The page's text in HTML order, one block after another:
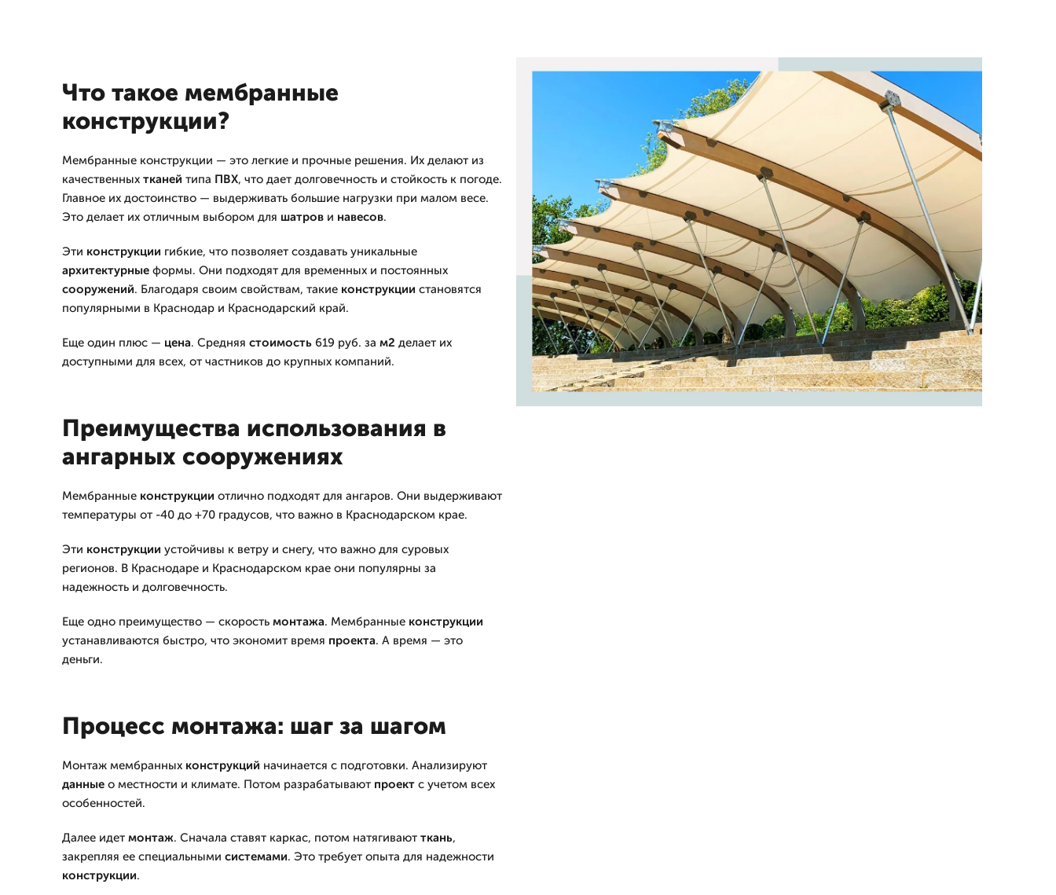
Что такое мембранные
конструкции?
Мембранные конструкции — это легкие и прочные решения. Их делают из
качественных тканей типа ПВХ, что дает долговечность и стойкость к погоде.
Главное их достоинство — выдерживать большие нагрузки при малом весе.
Это делает их отличным выбором для шатров и навесов.
Эти конструкции гибкие, что позволяет создавать уникальные
архитектурные формы. Они подходят для временных и постоянных
сооружений. Благодаря своим свойствам, такие конструкции становятся
популярными в Краснодар и Краснодарский край.
Еще один плюс — цена. Средняя стоимость 619 руб. за м2 делает их
доступными для всех, от частников до крупных компаний.
Преимущества использования в
ангарных сооружениях
Мембранные конструкции отлично подходят для ангаров. Они выдерживают
температуры от -40 до +70 градусов, что важно в Краснодарском крае.
Эти конструкции устойчивы к ветру и снегу, что важно для суровых
регионов. В Краснодаре и Краснодарском крае они популярны за
надежность и долговечность.
Еще одно преимущество — скорость монтажа. Мембранные конструкции
устанавливаются быстро, что экономит время проекта. А время — это
деньги.
Процесс монтажа: шаг за шагом
Монтаж мембранных конструкций начинается с подготовки. Анализируют
данные о местности и климате. Потом разрабатывают проект с учетом всех
особенностей.
Далее идет монтаж. Сначала ставят каркас, потом натягивают ткань,
закрепляя ее специальными системами. Это требует опыта для надежности
конструкции.